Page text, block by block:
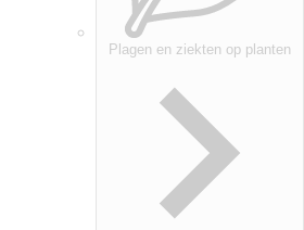
Plagen en ziekten op planten